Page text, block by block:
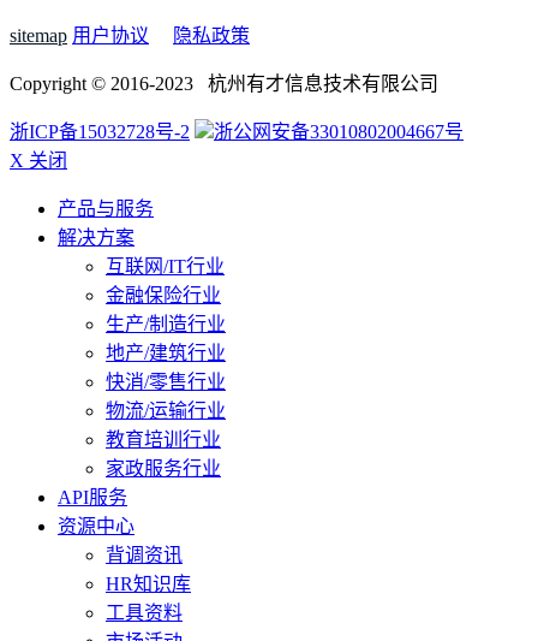
sitemap 用户协议 隐私政策
Copyright © 2016-2023 杭州有才信息技术有限公司
浙ICP备15032728号-2
浙公网安备33010802004667号
X 关闭
产品与服务
解决方案
互联网/IT行业
金融保险行业
生产/制造行业
地产/建筑行业
快消/零售行业
物流/运输行业
教育培训行业
家政服务行业
API服务
资源中心
背调资讯
HR知识库
工具资料